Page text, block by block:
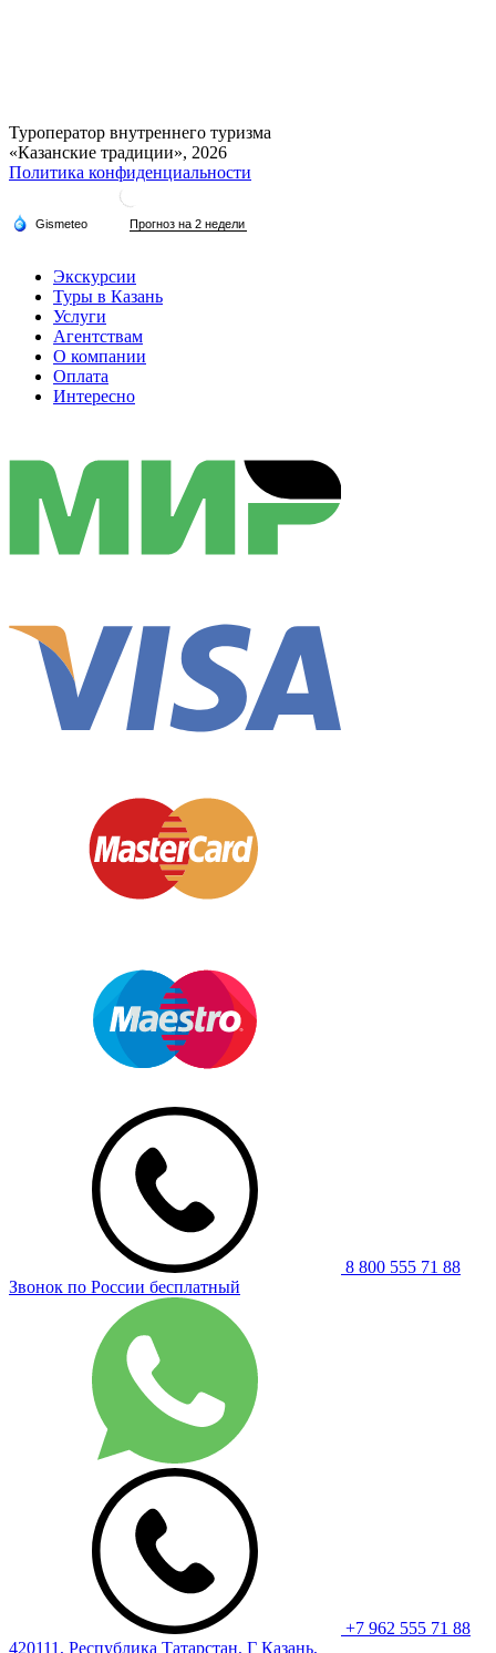
Туроператор внутреннего туризма
«Казанские традиции», 2026
Политика конфиденциальности
Экскурсии
Туры в Казань
Услуги
Агентствам
О компании
Оплата
Интересно
8 800 555 71 88
Звонок по России бесплатный
+7 962 555 71 88
420111, Республика Татарстан, Г Казань,